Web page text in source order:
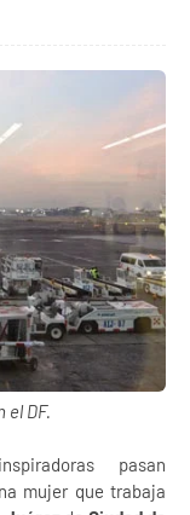
el DF.
pasan
mujer que trabaja